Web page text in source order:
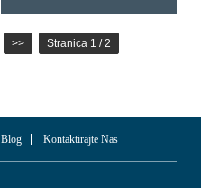
>> Stranica 1 / 2
Blog Kontaktirajte Nas